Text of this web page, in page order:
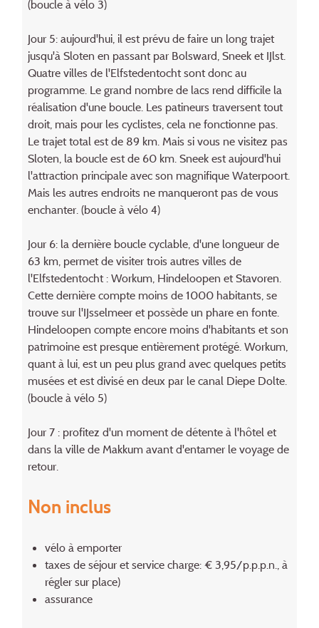
(boucle à vélo 3)
Jour 5: aujourd'hui, il est prévu de faire un long trajet
jusqu'à Sloten en passant par Bolsward, Sneek et IJlst.
Quatre villes de l'Elfstedentocht sont donc au
programme. Le grand nombre de lacs rend difficile la
réalisation d'une boucle. Les patineurs traversent tout
droit, mais pour les cyclistes, cela ne fonctionne pas.
Le trajet total est de 89 km. Mais si vous ne visitez pas
Sloten, la boucle est de 60 km. Sneek est aujourd'hui
l'attraction principale avec son magnifique Waterpoort.
Mais les autres endroits ne manqueront pas de vous
enchanter. (boucle à vélo 4)
Jour 6: la dernière boucle cyclable, d'une longueur de
63 km, permet de visiter trois autres villes de
l'Elfstedentocht : Workum, Hindeloopen et Stavoren.
Cette dernière compte moins de 1000 habitants, se
trouve sur l'IJsselmeer et possède un phare en fonte.
Hindeloopen compte encore moins d'habitants et son
patrimoine est presque entièrement protégé. Workum,
quant à lui, est un peu plus grand avec quelques petits
musées et est divisé en deux par le canal Diepe Dolte.
(boucle à vélo 5)
Jour 7 : profitez d'un moment de détente à l'hôtel et
dans la ville de Makkum avant d'entamer le voyage de
retour.
Non inclus
vélo à emporter
taxes de séjour et service charge: € 3,95/p.p.p.n., à
régler sur place)
assurance